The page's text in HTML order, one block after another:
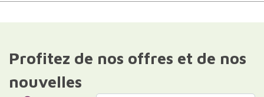
Profitez de nos offres et de nos
nouvelles